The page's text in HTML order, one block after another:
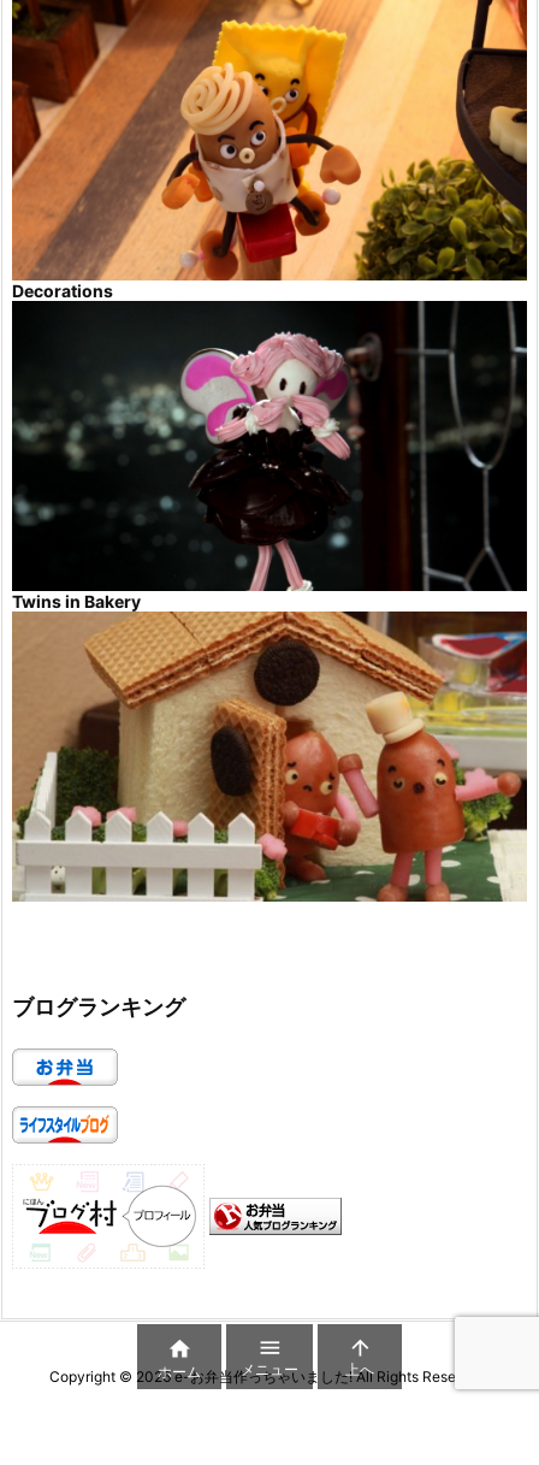
Decorations
Twins in Bakery
ブログランキング
Copyright © 2026 e-お弁当作っちゃいました!All Rights Reserved.

ホーム

メニュー

上へ